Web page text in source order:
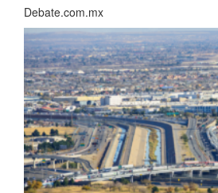
Debate.com.mx